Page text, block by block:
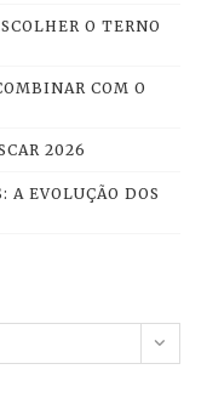
O TERNO
COM O
2026
A EVOLUÇÃO DOS